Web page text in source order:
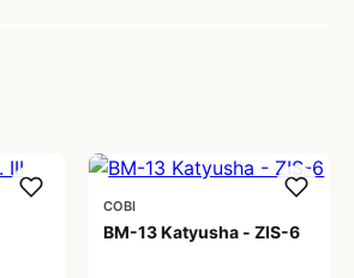
COBI
BM-13 Katyusha - ZIS-6